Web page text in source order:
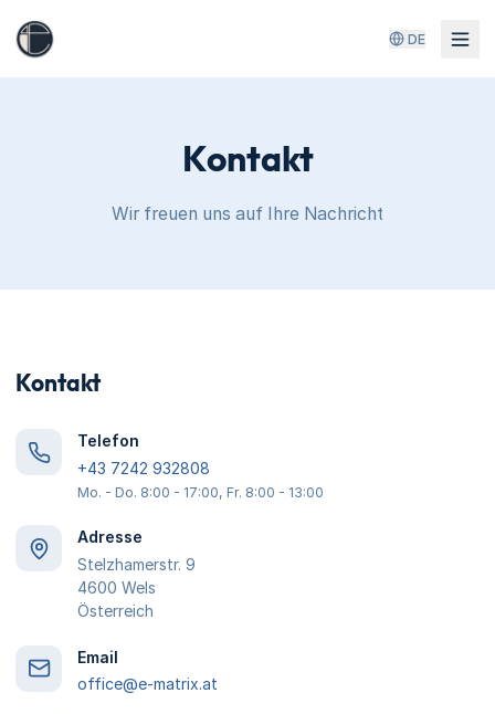
DE
Kontakt
Wir freuen uns auf Ihre Nachricht
Kontakt
Telefon
+43 7242 932808
Mo. - Do. 8:00 - 17:00, Fr. 8:00 - 13:00
Adresse
Stelzhamerstr. 9
4600 Wels
Österreich
Email
office@e-matrix.at